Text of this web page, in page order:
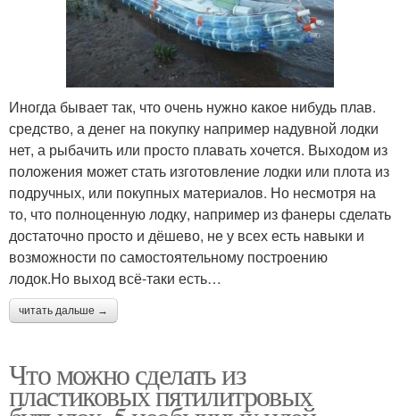
Иногда бывает так, что очень нужно какое нибудь плав.
средство, а денег на покупку например надувной лодки
нет, а рыбачить или просто плавать хочется. Выходом из
положения может стать изготовление лодки или плота из
подручных, или покупных материалов. Но несмотря на
то, что полноценную лодку, например из фанеры сделать
достаточно просто и дёшево, не у всех есть навыки и
возможности по самостоятельному построению
лодок.Но выход всё-таки есть…
читать дальше →
Что можно сделать из
пластиковых пятилитровых